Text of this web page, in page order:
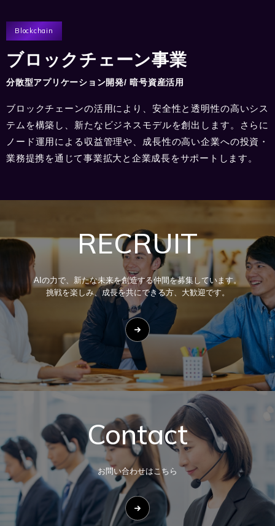
Blockchain
ブロックチェーン事業
分散型アプリケーション開発/ 暗号資産活用
ブロックチェーンの活用により、安全性と透明性の高いシス
テムを構築し、新たなビジネスモデルを創出します。さらに
ノード運用による収益管理や、成長性の高い企業への投資・
業務提携を通じて事業拡大と企業成長をサポートします。
RECRUIT
AIの力で、新たな未来を創造する仲間を募集しています。
挑戦を楽しみ、成長を共にできる方、大歓迎です。
Contact
お問い合わせはこちら